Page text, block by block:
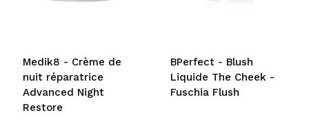
Medik8 - Crème de
nuit réparatrice
Advanced Night
Restore
BPerfect - Blush
Liquide The Cheek -
Fuschia Flush